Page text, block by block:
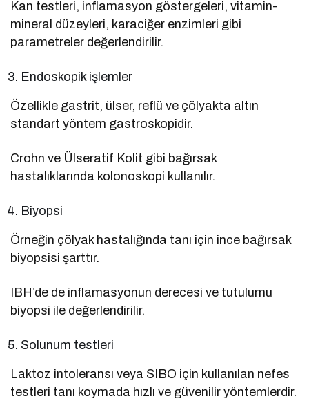
Kan testleri, inflamasyon göstergeleri, vitamin-
mineral düzeyleri, karaciğer enzimleri gibi
parametreler değerlendirilir.
Endoskopik işlemler
Özellikle gastrit, ülser, reflü ve çölyakta altın
standart yöntem gastroskopidir.
Crohn ve Ülseratif Kolit gibi bağırsak
hastalıklarında kolonoskopi kullanılır.
Biyopsi
Örneğin çölyak hastalığında tanı için ince bağırsak
biyopsisi şarttır.
IBH’de de inflamasyonun derecesi ve tutulumu
biyopsi ile değerlendirilir.
Solunum testleri
Laktoz intoleransı veya SIBO için kullanılan nefes
testleri tanı koymada hızlı ve güvenilir yöntemlerdir.